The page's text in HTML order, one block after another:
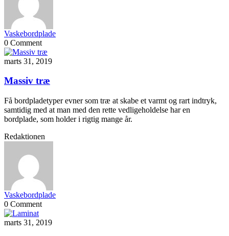
Vaskebordplade
0 Comment
marts 31, 2019
Massiv træ
Få bordpladetyper evner som træ at skabe et varmt og rart indtryk,
samtidig med at man med den rette vedligeholdelse har en
bordplade, som holder i rigtig mange år.
Redaktionen
Vaskebordplade
0 Comment
marts 31, 2019